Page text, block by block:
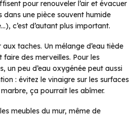
pour renouveler l’air et évacuer
dans une pièce souvent humide
c’est d’autant plus important.
aux taches. Un mélange d’eau tiède
des merveilles. Pour les
un peu d’eau oxygénée peut aussi
: évitez le vinaigre sur les surfaces
ça pourrait les abîmer.
meubles du mur, même de